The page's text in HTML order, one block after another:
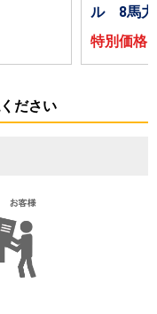
ル 8馬
特別価
ださい